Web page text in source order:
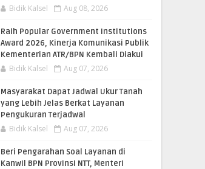
Bidik Kalsel Aug 08, 2026
Raih Popular Government Institutions
Award 2026, Kinerja Komunikasi Publik
Kementerian ATR/BPN Kembali Diakui
Bidik Kalsel Aug 07, 2026
Masyarakat Dapat Jadwal Ukur Tanah
yang Lebih Jelas Berkat Layanan
Pengukuran Terjadwal
Bidik Kalsel Aug 07, 2026
Beri Pengarahan Soal Layanan di
Kanwil BPN Provinsi NTT, Menteri